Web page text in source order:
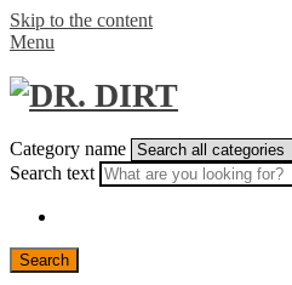
Skip to the content
Menu
Category name
Search text
Search